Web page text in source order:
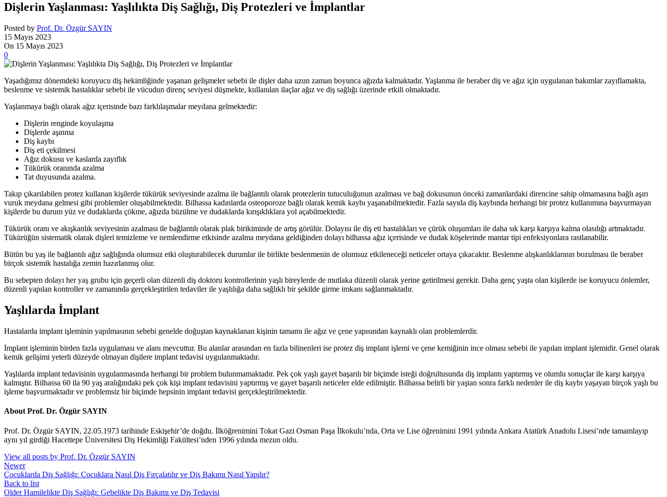
Dişlerin Yaşlanması: Yaşlılıkta Diş Sağlığı, Diş Protezleri ve İmplantlar
Posted by Prof. Dr. Özgür SAYIN
15 Mayıs 2023
On 15 Mayıs 2023
0
Yaşadığımız dönemdeki koruyucu diş hekimliğinde yaşanan gelişmeler sebebi ile dişler daha uzun zaman boyunca ağızda kalmaktadır. Yaşlanma ile beraber diş ve ağız için uygulanan bakımlar zayıflamakta,
beslenme ve sistemik hastalıklar sebebi ile vücudun direnç seviyesi düşmekte, kullanılan ilaçlar ağız ve diş sağlığı üzerinde etkili olmaktadır.
Yaşlanmaya bağlı olarak ağız içerisinde bazı farklılaşmalar meydana gelmektedir:
Dişlerin renginde koyulaşma
Dişlerde aşınma
Diş kaybı
Diş eti çekilmesi
Ağız dokusu ve kaslarda zayıflık
Tükürük oranında azalma
Tat duyusunda azalma.
Takıp çıkarılabilen protez kullanan kişilerde tükürük seviyesinde azalma ile bağlantılı olarak protezlerin tutuculuğunun azalması ve bağ dokusunun önceki zamanlardaki direncine sahip olmamasına bağlı aşırı
vuruk meydana gelmesi gibi problemler oluşabilmektedir. Bilhassa kadınlarda osteoporoze bağlı olarak kemik kaybı yaşanabilmektedir. Fazla sayıda diş kaybında herhangi bir protez kullanımına başvurmayan
kişilerde bu durum yüz ve dudaklarda çökme, ağızda büzülme ve dudaklarda kırışıklıklara yol açabilmektedir.
Tükürük oranı ve akışkanlık seviyesinin azalması ile bağlantılı olarak plak birikiminde de artış görülür. Dolayısı ile diş eti hastalıkları ve çürük oluşumları ile daha sık karşı karşıya kalma olasılığı artmaktadır.
Tükürüğün sistematik olarak dişleri temizleme ve nemlendirme etkisinde azalma meydana geldiğinden dolayı bilhassa ağız içerisinde ve dudak köşelerinde mantar tipi enfeksiyonlara rastlanabilir.
Bütün bu yaş ile bağlantılı ağız sağlığında olumsuz etki oluşturabilecek durumlar ile birlikte beslenmenin de olumsuz etkileneceği neticeler ortaya çıkacaktır. Beslenme alışkanlıklarının bozulması ile beraber
birçok sistemik hastalığa zemin hazırlanmış olur.
Bu sebepten dolayı her yaş grubu için geçerli olan düzenli diş doktoru kontrollerinin yaşlı bireylerde de mutlaka düzenli olarak yerine getirilmesi gerekir. Daha genç yaşta olan kişilerde ise koruyucu önlemler,
düzenli yapılan kontroller ve zamanında gerçekleştirilen tedaviler ile yaşlılığa daha sağlıklı bir şekilde girme imkanı sağlanmaktadır.
Yaşlılarda İmplant
Hastalarda implant işleminin yapılmasının sebebi genelde doğuştan kaynaklanan kişinin tamamı ile ağız ve çene yapısından kaynaklı olan problemlerdir.
İmplant işleminin birden fazla uygulaması ve alanı mevcuttur. Bu alanlar arasından en fazla bilinenleri ise protez diş implant işlemi ve çene kemiğinin ince olması sebebi ile yapılan implant işlemidir. Genel olarak
kemik gelişimi yeterli düzeyde olmayan dişilere implant tedavisi uygulanmaktadır.
Yaşlılarda implant tedavisinin uygulanmasında herhangi bir problem bulunmamaktadır. Pek çok yaşlı gayet başarılı bir biçimde isteği doğrultusunda diş implantı yaptırmış ve olumlu sonuçlar ile karşı karşıya
kalmıştır. Bilhassa 60 ila 90 yaş aralığındaki pek çok kişi implant tedavisini yaptırmış ve gayet başarılı neticeler elde edilmiştir. Bilhassa belirli bir yaştan sonra farklı nedenler ile diş kaybı yaşayan birçok yaşlı bu
işleme başvurmaktadır ve problemsiz bir biçimde hepsinin implant tedavisi gerçekleştirilmektedir.
About Prof. Dr. Özgür SAYIN
Prof. Dr. Özgür SAYIN, 22.05.1973 tarihinde Eskişehir’de doğdu. İlköğrenimini Tokat Gazi Osman Paşa İlkokulu’nda, Orta ve Lise öğrenimini 1991 yılında Ankara Atatürk Anadolu Lisesi’nde tamamlayıp
aynı yıl girdiği Hacettepe Üniversitesi Diş Hekimliği Fakültesi’nden 1996 yılında mezun oldu.
View all posts by Prof. Dr. Özgür SAYIN
Newer
Çocuklarda Diş Sağlığı: Çocuklara Nasıl Diş Fırçalatılır ve Diş Bakımı Nasıl Yapılır?
Back to list
Older Hamilelikte Diş Sağlığı: Gebelikte Diş Bakımı ve Diş Tedavisi